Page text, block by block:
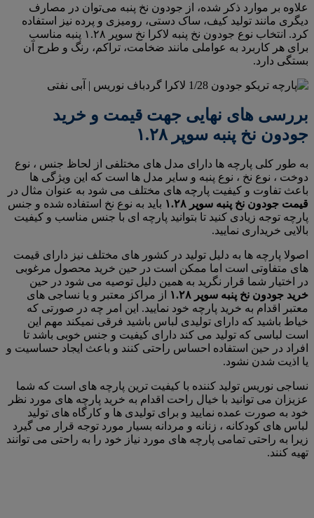
علاوه بر موارد ذکر شده، از جودون نخ پنبه می‌توان در مصارف
دیگری مانند تولید کیف، ساک دستی، رومیزی و پرده نیز استفاده
کرد. انتخاب نوع جودون نخ پنبه لاکرا نخ سوپر ۱.۲۸ پنبه مناسب
برای هر کاربرد به عواملی مانند ضخامت، تراکم، رنگ و طرح آن
بستگی دارد.
بررسی های نهایی جهت قیمت و خرید
جودون نخ پنبه سوپر ۱.۲۸
به طور کلی پارچه ها دارای مدل های مختلفی از لحاظ جنس ، نوع
دوخت ، نوع نخ ، نوع پنبه و سایر مدل ها است که این ویژگی ها
باعث تفاوت و کیفیت پارچه های مختلف می شود به عنوان مثال در
قیمت جودون نخ پنبه سوپر ۱.۲۸
باید به نوع نخ استفاده شده و جنس
پارچه توجه زیادی کنید تا بتوانید پارچه ای با جنس مناسب و کیفیت
بالایی خریداری نمایید.
اصولا پارچه ها به دلیل تولید در کشور های مختلف نیز دارای قیمت
های متفاوتی است اما ممکن است در حین خرید محصول مرغوبی
در اختیار شما قرار نگرید به همین دلیل توصیه می شود در حین
خرید جودون نخ پنبه سوپر ۱.۲۸
از مراکز معتبر و یا نساجی های
معتبر اقدام به خرید پارچه خود نمایید. این امر چه در صورتی که
خیاط باشید که دارای تولیدی لباس باشید فرقی نمیکند مهم این
است لباسی که تولید می کند دارای کیفیت و جنس خوبی باشد تا
افراد در حین استفاده احساس راحتی کنند و باعث ایجاد حساسیت و
یا اذیت شدن نشود.
نساجی نوریس تولید کننده با کیفیت ترین پارچه های است که شما
عزیزان می توانید با خیال راحت اقدام به خرید پارچه های مورد نظر
خود به صورت عمده نمایید و برای تولیدی ها و کارگاه های تولید
لباس های کودکانه ، زنانه و مردانه بسیار مورد توجه قرار می گیرد
زیرا به راحتی تمامی پارچه های مورد نیاز خود را به راحتی می توانند
تهیه کنند.